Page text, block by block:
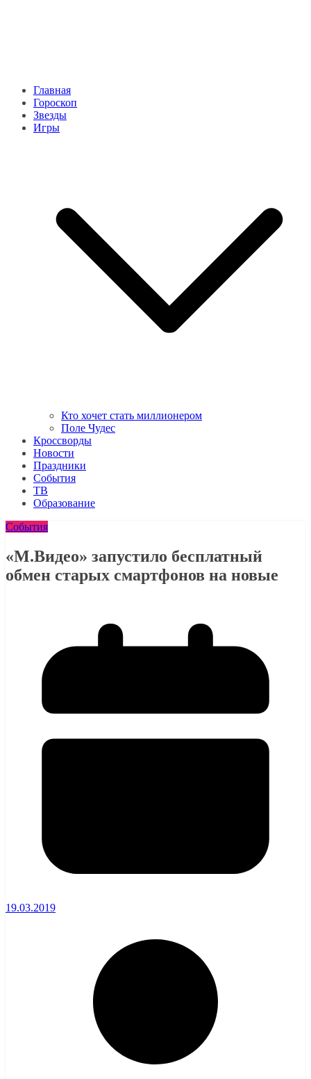
Главная
Гороскоп
Звезды
Игры
Кто хочет стать миллионером
Поле Чудес
Кроссворды
Новости
Праздники
События
ТВ
Образование
События
«М.Видео» запустило бесплатный
обмен старых смартфонов на новые
19.03.2019